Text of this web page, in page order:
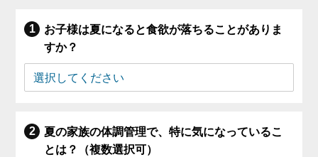
お子様は夏になると食欲が落ちることがありま
すか？
夏の家族の体調管理で、特に気になっているこ
とは？（複数選択可）